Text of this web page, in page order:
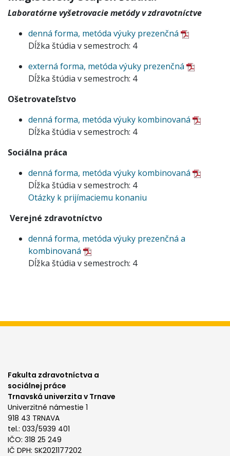
Laboratórne vyšetrovacie metódy v zdravotníctve
denná forma, metóda výuky prezenčná
Dĺžka štúdia v semestroch: 4
externá forma, metóda výuky prezenčná
Dĺžka štúdia v semestroch: 4
Ošetrovateľstvo
denná forma, metóda výuky kombinovaná
Dĺžka štúdia v semestroch: 4
Sociálna práca
denná forma, metóda výuky kombinovaná
Dĺžka štúdia v semestroch: 4
Otázky k prijímaciemu konaniu
Verejné zdravotníctvo
denná forma, metóda výuky prezenčná a
kombinovaná
Dĺžka štúdia v semestroch: 4
Fakulta zdravotníctva a
sociálnej práce
Trnavská univerzita v Trnave
Univerzitné námestie 1
918 43 TRNAVA
tel.: 033/5939 401
IČO: 318 25 249
IČ DPH: SK2021177202